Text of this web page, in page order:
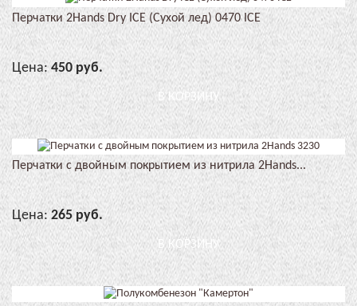
Перчатки 2Hands Dry ICE (Сухой лед) 0470 ICE
Цена:450 руб.
В КОРЗИНУ
Перчатки с двойным покрытием из нитрила 2Hands...
Цена: 265 руб.
В КОРЗИНУ